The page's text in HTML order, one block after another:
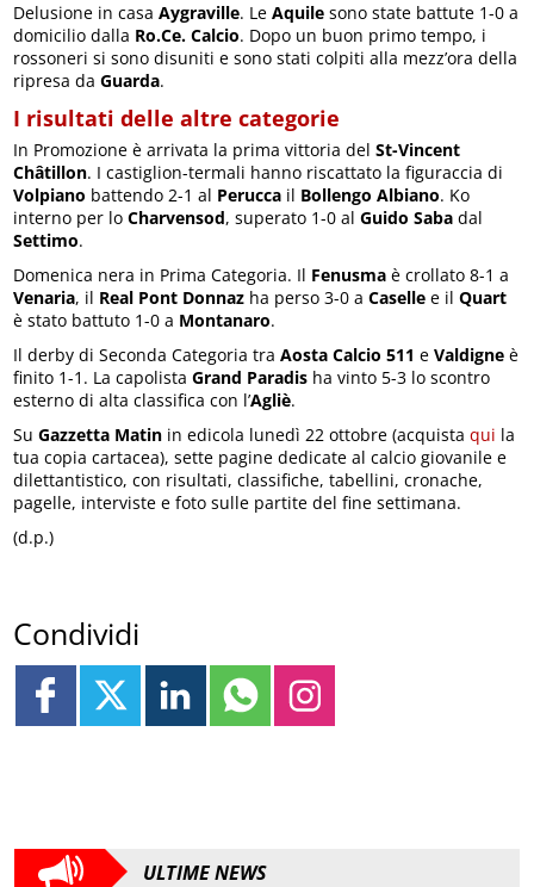
Delusione in casaAygraville. LeAquile sono state battute 1-0 a
domicilio dalla Ro.Ce. Calcio. Dopo un buon primo tempo, i
rossoneri si sono disuniti e sono stati colpiti alla mezz’ora della
ripresa daGuarda.
I risultati delle altre categorie
In Promozione è arrivata la prima vittoria delSt-Vincent
Châtillon. I castiglion-termali hanno riscattato la figuraccia di
Volpiano battendo 2-1 al Perucca il Bollengo Albiano. Ko
interno per loCharvensod, superato 1-0 alGuido Saba dal
Settimo.
Domenica nera in Prima Categoria. Il Fenusma è crollato 8-1 a
Venaria, il Real Pont Donnaz ha perso 3-0 aCaselle e ilQuart
è stato battuto 1-0 a Montanaro.
Il derby di Seconda Categoria traAosta Calcio 511 eValdigne è
finito 1-1. La capolistaGrand Paradis ha vinto 5-3 lo scontro
esterno di alta classifica con l’Agliè.
SuGazzetta Matin in edicola lunedì 22 ottobre (acquistaqui la
tua copia cartacea), sette pagine dedicate al calcio giovanile e
dilettantistico, con risultati, classifiche, tabellini, cronache,
pagelle, interviste e foto sulle partite del fine settimana.
(d.p.)
Condividi
ULTIME NEWS